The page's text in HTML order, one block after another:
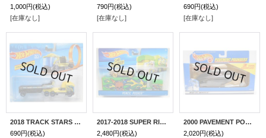
1,000円(税込)
[在庫なし]
790円(税込)
[在庫なし]
690円(税込)
[在庫なし]
2018 TRACK STARS 【COPTER CHASE】 YELLOW-BLACK/O5 (予約不可) (2018 CARD)
690円(税込)
2017-2018 SUPER RIG 【PENCIL PUSHER】 GREEN/O5
2,480円(税込)
2000 PAVEMENT POUNDER 【MAZDA MX-5 MIATA】 ORANGE/SB
2,020円(税込)